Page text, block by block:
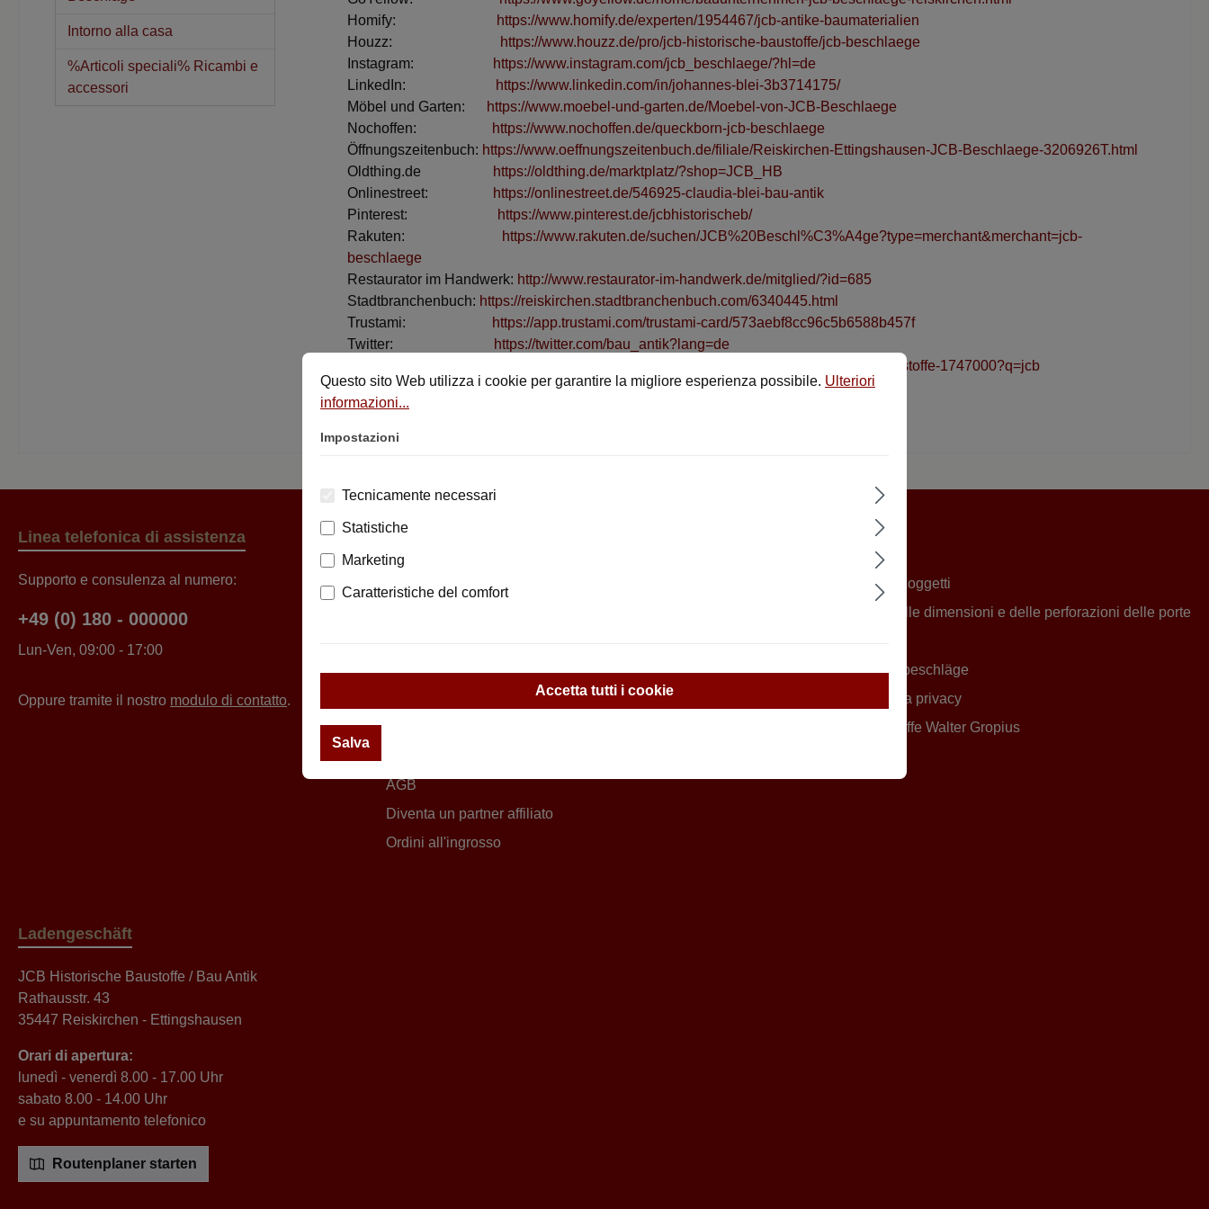
Intorno alla casa
%Articoli speciali% Ricambi e
accessori
Homify:
https://www.homify.de/experten/1954467/jcb-antike-baumaterialien
Houzz:
https://www.houzz.de/pro/jcb-historische-baustoffe/jcb-beschlaege
Instagram:
https://www.instagram.com/jcb_beschlaege/?hl=de
LinkedIn:
https://www.linkedin.com/in/johannes-blei-3b3714175/
Möbel und Garten:
https://www.moebel-und-garten.de/Moebel-von-JCB-Beschlaege
Nochoffen:
https://www.nochoffen.de/queckborn-jcb-beschlaege
Öffnungszeitenbuch: https://www.oeffnungszeitenbuch.de/filiale/Reiskirchen-Ettingshausen-JCB-Beschlaege-3206926T.html
Oldthing.de
https://oldthing.de/marktplatz/?shop=JCB_HB
Onlinestreet:
https://onlinestreet.de/546925-claudia-blei-bau-antik
Pinterest:
https://www.pinterest.de/jcbhistorischeb/
Rakuten:
https://www.rakuten.de/suchen/JCB%20Beschl%C3%A4ge?type=merchant&merchant=jcb-
beschlaege
Restaurator im Handwerk: http://www.restaurator-im-handwerk.de/mitglied/?id=685
Stadtbranchenbuch: https://reiskirchen.stadtbranchenbuch.com/6340445.html
Trustami:
https://app.trustami.com/trustami-card/573aebf8cc96c5b6588b457f
Twitter:
https://twitter.com/bau_antik?lang=de
https://www.wlw.de/de/firma/jcb-antike-baumaterialien-antike-baustoffe-1747000?q=jcb
Xing:https://www.xing.com/profile/Johannes_Blei2
Yatego:
Ladengeschäft
JCB Historische Baustoffe / Bau Antik
Rathausstr. 43
35447 Reiskirchen - Ettingshausen
Orari di apertura:
lunedì - venerdì 8.00 - 17.00 Uhr
sabato 8.00 - 14.00 Uhr
e su appuntamento telefonico
Routenplaner starten
Servizio negozio
Ritorno
Il nostro team
Politica di cancellazione e modulo di cancellazione
AGB
Diventa un partner affiliato
Ordini all'ingrosso
Informazioni
Riferimenti agli oggetti
Panoramica delle dimensioni e delle perforazioni delle porte
Frankfurter Türbeschläge
Informativa sulla privacy
Bauhaus Türgriffe Walter Gropius
Linea telefonica di assistenza
Supporto e consulenza al numero:
+49 (0) 180 - 000000
Lun-Ven, 09:00 - 17:00
Oppure tramite il nostro modulo di contatto.
Questo sito Web utilizza i cookie per garantire la migliore esperienza possibile. Ulteriori
informazioni...
Impostazioni
Tecnicamente necessari
Statistiche
Marketing
Caratteristiche del comfort
Accetta tutti i cookie
Salva